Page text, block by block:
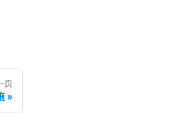
页